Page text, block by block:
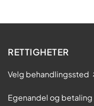
RETTIGHETER
Velg behandlingssted
Egenandel og betaling